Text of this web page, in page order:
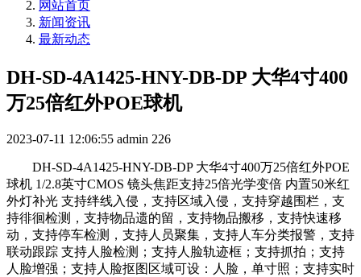
网站首页
新闻资讯
最新动态
DH-SD-4A1425-HNY-DB-DP 大华4寸400
万25倍红外POE球机
2023-07-11 12:06:55 admin 226
DH-SD-4A1425-HNY-DB-DP 大华4寸400万25倍红外POE
球机 1/2.8英寸CMOS 镜头焦距支持25倍光学变倍 内置50米红
外灯补光 支持绊线入侵，支持区域入侵，支持穿越围栏，支
持徘徊检测，支持物品遗的留，支持物品搬移，支持快速移
动，支持停车检测，支持人员聚集，支持人车分类报警，支持
联动跟踪 支持人脸检测；支持人脸轨迹框；支持抓拍；支持
人脸增强；支持人脸抠图区域可设：人脸，单寸照；支持实时